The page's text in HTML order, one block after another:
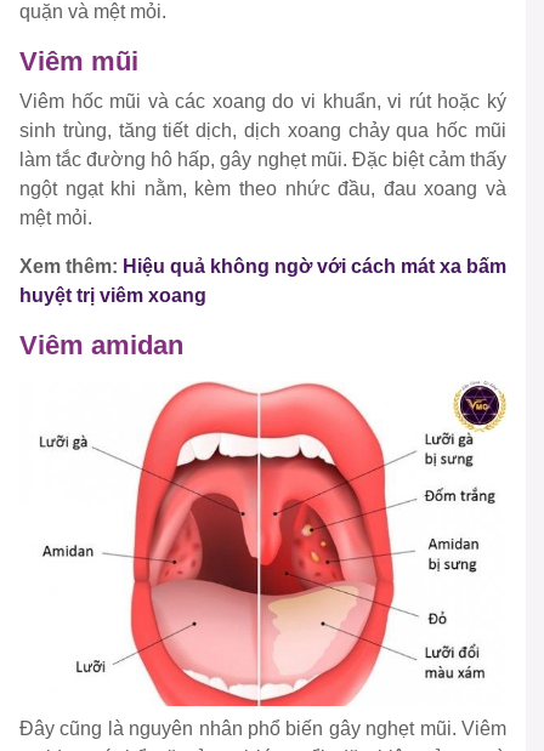
quặn và mệt mỏi.
Viêm mũi
Viêm hốc mũi và các xoang do vi khuẩn, vi rút hoặc ký
sinh trùng, tăng tiết dịch, dịch xoang chảy qua hốc mũi
làm tắc đường hô hấp, gây nghẹt mũi. Đặc biệt cảm thấy
ngột ngạt khi nằm, kèm theo nhức đầu, đau xoang và
mệt mỏi.
Xem thêm: Hiệu quả không ngờ với cách mát xa bấm
huyệt trị viêm xoang
Viêm amidan
Đây cũng là nguyên nhân phổ biến gây nghẹt mũi. Viêm